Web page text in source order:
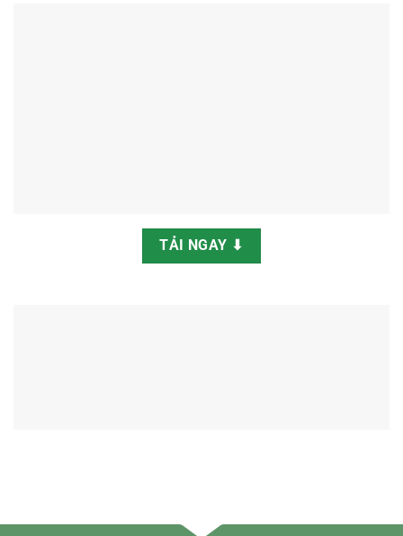
TẢI NGAY ⬇